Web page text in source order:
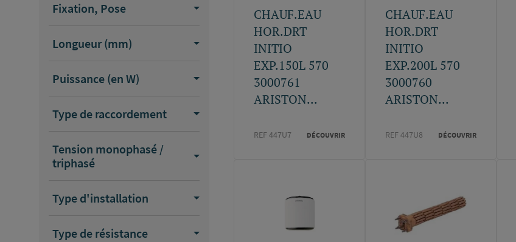
Fixation, Pose
Longueur (mm)
Puissance (en W)
Type de raccordement
Tension monophasé /
triphasé
Type d'installation
Type de résistance
CHAUF.EAU
HOR.DRT
INITIO
EXP.150L 570
3000761
ARISTON...
REF 447U7 DÉCOUVRIR
CHAUF.EAU
HOR.DRT
INITIO
EXP.200L 570
3000760
ARISTON...
REF 447U8 DÉCOUVRIR